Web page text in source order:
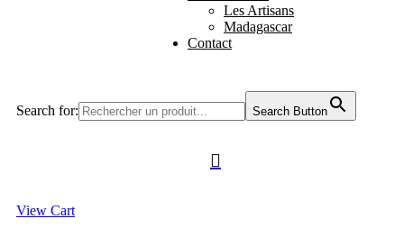
Les Artisans
Madagascar
Contact
Search for: Search Button

View Cart